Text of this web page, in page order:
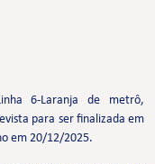
6-Laranja de metrô,
para ser finalizada em
em 20/12/2025.